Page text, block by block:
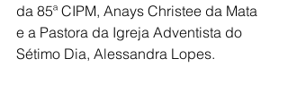
da 85ª CIPM, Anays Christee da Mata
e a Pastora da Igreja Adventista do
Sétimo Dia, Alessandra Lopes.